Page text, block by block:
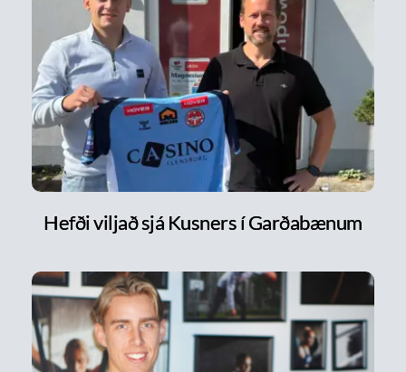
Hefði viljað sjá Kusners í Garðabænum